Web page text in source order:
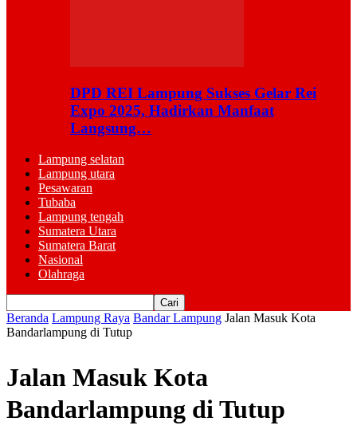
DPD REI Lampung Sukses Gelar Rei
Expo 2025, Hadirkan Manfaat
Langsung…
Lampung selatan
Lampung utara
Pesawaran
Tubaba
Lampung tengah
Sumatera Utara
Sumatera Barat
Nasional
Olahraga
Beranda Lampung Raya Bandar Lampung Jalan Masuk Kota
Bandarlampung di Tutup
Jalan Masuk Kota
Bandarlampung di Tutup